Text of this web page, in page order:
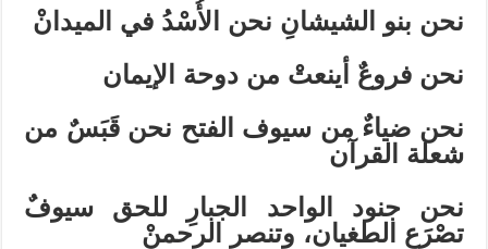
نحن بنو الشيشانِ نحن الأُسْدُ في الميدانْ
نحن فروعٌ أينعتْ من دوحة الإيمان
نحن ضياءٌ من سيوف الفتح نحن قَبَسٌ من
شعلة القرآن
نحن جنود الواحد الجبارِ للحق سيوفٌ
تصْرَع الطغيان، وتنصر الرحمنْ